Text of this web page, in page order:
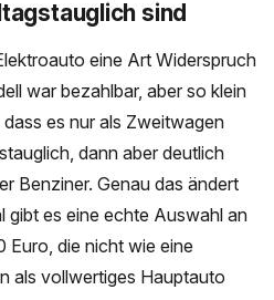
sind
eine Art Widerspruch
war bezahlbar, aber so klein
es nur als Zweitwagen
dann aber deutlich
Benziner. Genau das ändert
gibt es eine echte Auswahl an
die nicht wie eine
als vollwertiges Hauptauto